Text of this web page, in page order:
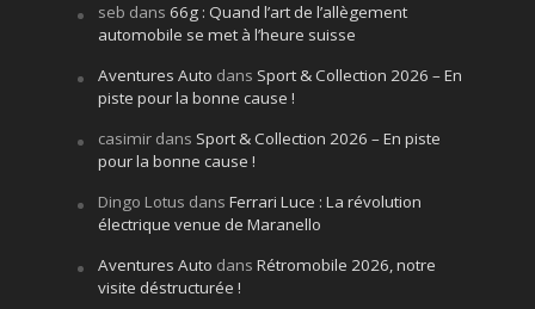
seb dans 66g : Quand l’art de l’allègement
automobile se met à l’heure suisse
Aventures Auto dans Sport & Collection 2026 – En
piste pour la bonne cause !
casimirdans Sport & Collection 2026 – En piste
pour la bonne cause !
Dingo Lotus dans Ferrari Luce : La révolution
électrique venue de Maranello
Aventures Auto dans Rétromobile 2026, notre
visite déstructurée !